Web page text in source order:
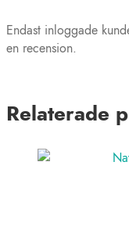
Endast inloggade
en recension.
Relaterade